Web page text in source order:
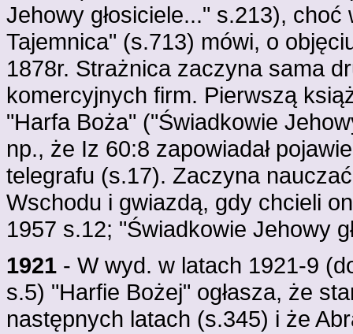
Jehowy głosiciele..." s.213),
Tajemnica" (s.713) mówi, o
1878r. Strażnica zaczyna sama
komercyjnych firm. Pierwszą
"Harfa Boża" ("Świadkowie
np., że Iz 60:8 zapowiadał
telegrafu (s.17). Zaczyna
Wschodu i gwiazdą, gdy chcieli
1957 s.12; "Świadkowie Jehowy
1921 - W wyd. w latach 1921-9
s.5) "Harfie Bożej" ogłasza, że
następnych latach (s.345) i że